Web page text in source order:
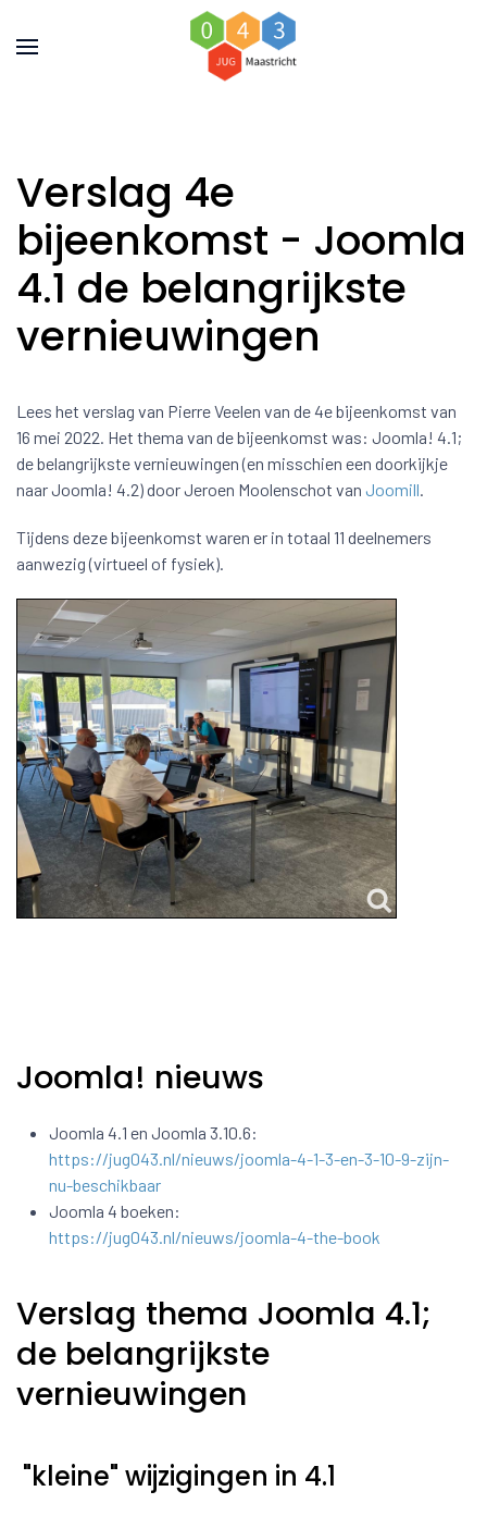
Verslag 4e
bijeenkomst - Joomla
4.1 de belangrijkste
vernieuwingen
Lees het verslag van Pierre Veelen van de 4e bijeenkomst van
16 mei 2022. Het thema van de bijeenkomst was: Joomla! 4.1;
de belangrijkste vernieuwingen (en misschien een doorkijkje
naar Joomla! 4.2) door Jeroen Moolenschot van Joomill.
Tijdens deze bijeenkomst waren er in totaal 11 deelnemers
aanwezig (virtueel of fysiek).
Joomla! nieuws
Joomla 4.1 en Joomla 3.10.6:
https://jug043.nl/nieuws/joomla-4-1-3-en-3-10-9-zijn-
nu-beschikbaar
Joomla 4 boeken:
https://jug043.nl/nieuws/joomla-4-the-book
Verslag thema Joomla 4.1;
de belangrijkste
vernieuwingen
"kleine" wijzigingen in 4.1